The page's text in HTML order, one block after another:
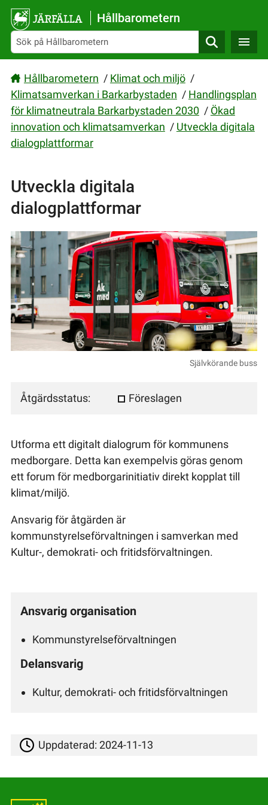
Gå direkt till sidans innehåll
Hållbarometern
Sök
Hållbarometern / Klimat och miljö /
Klimatsamverkan i Barkarbystaden / Handlingsplan
för klimatneutrala Barkarbystaden 2030 / Ökad
innovation och klimatsamverkan / Utveckla digitala
dialogplattformar
Utveckla digitala
dialogplattformar
Självkörande buss
Åtgärdsstatus: Föreslagen
Utforma ett digitalt dialogrum för kommunens
medborgare. Detta kan exempelvis göras genom
ett forum för medborgarinitiativ direkt kopplat till
klimat/miljö.
Ansvarig för åtgärden är
kommunstyrelseförvaltningen i samverkan med
Kultur-, demokrati- och fritidsförvaltningen.
Ansvarig organisation
Kommunstyrelseförvaltningen
Delansvarig
Kultur, demokrati- och fritidsförvaltningen
Uppdaterad:2024-11-13